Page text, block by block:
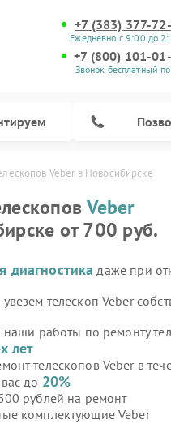
+7 (383) 377-
Ежедневно с 9:00 до
+7 (800) 101-
Звонок бесплатный
Veber в Новосибирске
Veber
от 700 руб.
диагностика даже при
телескоп Veber
наши работы по ремонту
лет
телескопов Veber в
до 20%
рублей на ремонт
комплектующие Veber